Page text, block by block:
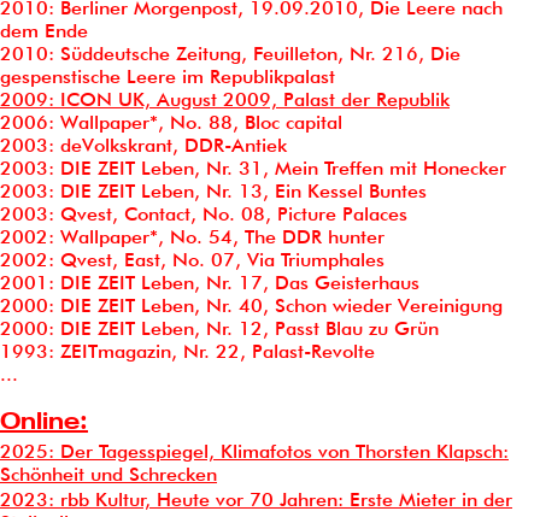
2010: Berliner Morgenpost, 19.09.2010, Die Leere nach
dem Ende
2010: Süddeutsche Zeitung, Feuilleton, Nr. 216, Die
gespenstische Leere im Republikpalast
2009: ICON UK, August 2009, Palast der Republik
2006: Wallpaper*, No. 88, Bloc capital
2003: deVolkskrant, DDR-Antiek
2003: DIE ZEIT Leben, Nr. 31, Mein Treffen mit Honecker
2003: DIE ZEIT Leben, Nr. 13, Ein Kessel Buntes
2003: Qvest, Contact, No. 08, Picture Palaces
2002: Wallpaper*, No. 54, The DDR hunter
2002: Qvest, East, No. 07, Via Triumphales
2001: DIE ZEIT Leben, Nr. 17, Das Geisterhaus
2000: DIE ZEIT Leben, Nr. 40, Schon wieder Vereinigung
2000: DIE ZEIT Leben, Nr. 12, Passt Blau zu Grün
1993: ZEITmagazin, Nr. 22, Palast-Revolte
...
Online:
2025: Der Tagesspiegel, Klimafotos von Thorsten Klapsch:
Schönheit und Schrecken
2023: rbb Kultur, Heute vor 70 Jahren: Erste Mieter in der